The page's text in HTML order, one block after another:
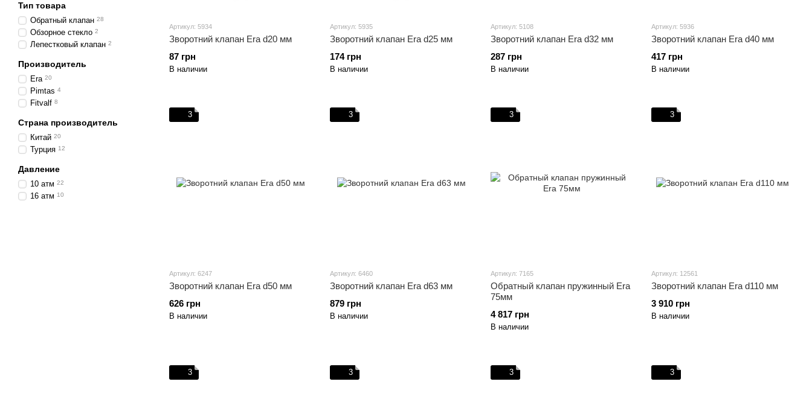
Артикул: 5934
Зворотний клапан Era d20 мм
87 грн
В наличии
Артикул: 5935
Зворотний клапан Era d25 мм
174 грн
В наличии
Артикул: 5108
Зворотний клапан Era d32 мм
287 грн
В наличии
Артикул: 5936
Зворотний клапан Era d40 мм
417 грн
В наличии
3
Артикул: 6247
Зворотний клапан Era d50 мм
626 грн
В наличии
3
Артикул: 6460
Зворотний клапан Era d63 мм
879 грн
В наличии
3
Артикул: 7165
Обратный клапан пружинный Era
75мм
4 817 грн
В наличии
3
Артикул: 12561
Зворотний клапан Era d110 мм
3 910 грн
В наличии
3 3 3 3
Тип товара
Обратный клапан 28
Обзорное стекло 2
Лепестковый клапан 2
Производитель
Era 20
Pimtas 4
Fitvalf 8
Страна производитель
Китай 20
Турция 12
Давление
10 атм 22
16 атм 10